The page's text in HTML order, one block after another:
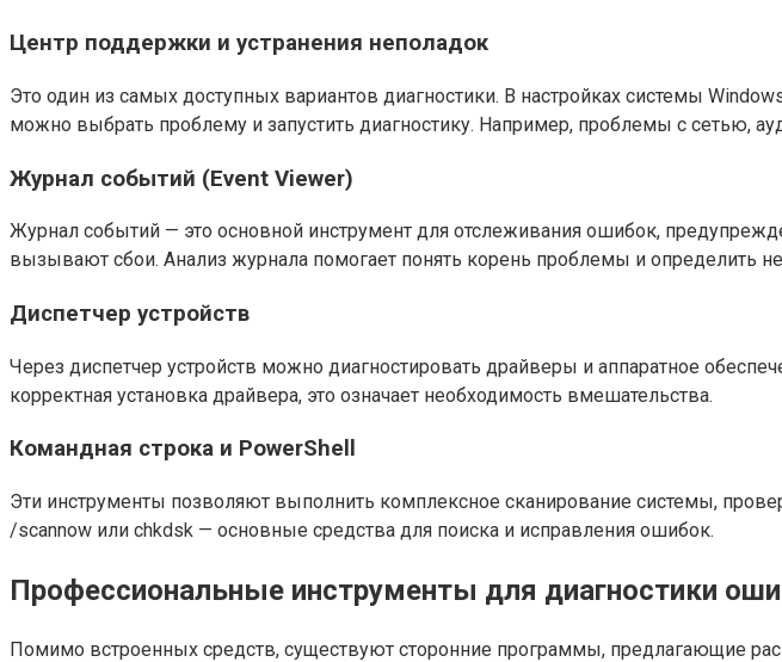
Центр поддержки и устранения неполадок
Это один из самых доступных вариантов диагностики. В настройках системы
можно выбрать проблему и запустить диагностику. Например, проблемы с сетью,
Журнал событий (Event Viewer)
Журнал событий — это основной инструмент для отслеживания ошибок,
вызывают сбои. Анализ журнала помогает понять корень проблемы и определить
Диспетчер устройств
Через диспетчер устройств можно диагностировать драйверы и аппаратное
корректная установка драйвера, это означает необходимость вмешательства.
Командная строка и PowerShell
Эти инструменты позволяют выполнить комплексное сканирование системы,
/scannow или chkdsk — основные средства для поиска и исправления ошибок.
Профессиональные инструменты для диагностики
Помимо встроенных средств, существуют сторонние программы, предлагающие